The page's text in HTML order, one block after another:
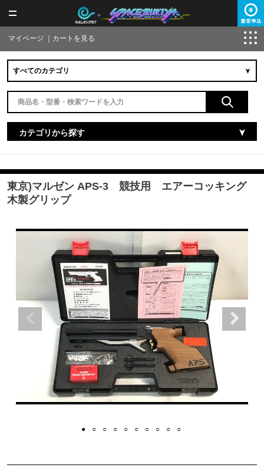
マイページ カートを見る
カテゴリから探す
東京)マルゼン APS-3 競技用 エアーコッキング
木製グリップ